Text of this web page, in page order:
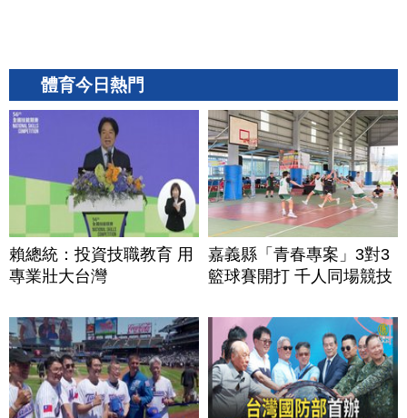
體育今日熱門
賴總統：投資技職教育 用
專業壯大台灣
嘉義縣「青春專案」3對3
籃球賽開打 千人同場競技